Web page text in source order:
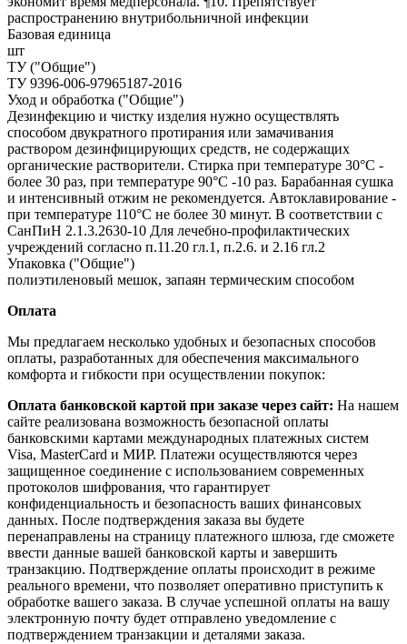
распространению внутрибольничной инфекции
Базовая единица
шт
ТУ ("Общие")
ТУ 9396-006-97965187-2016
Уход и обработка ("Общие")
Дезинфекцию и чистку изделия нужно осуществлять
способом двукратного протирания или замачивания
раствором дезинфицирующих средств, не содержащих
органические растворители. Стирка при температуре 30°С -
более 30 раз, при температуре 90°С -10 раз. Барабанная сушка
и интенсивный отжим не рекомендуется. Автоклавирование -
при температуре 110°С не более 30 минут. В соответствии с
СанПиН 2.1.3.2630-10 Для лечебно-профилактических
учреждений согласно п.11.20 гл.1, п.2.6. и 2.16 гл.2
Упаковка ("Общие")
полиэтиленовый мешок, запаян термическим способом
Оплата
Мы предлагаем несколько удобных и безопасных способов
оплаты, разработанных для обеспечения максимального
комфорта и гибкости при осуществлении покупок:
Оплата банковской картой при заказе через сайт: На нашем
сайте реализована возможность безопасной оплаты
банковскими картами международных платежных систем
Visa, MasterCard и МИР. Платежи осуществляются через
защищенное соединение с использованием современных
протоколов шифрования, что гарантирует
конфиденциальность и безопасность ваших финансовых
данных. После подтверждения заказа вы будете
перенаправлены на страницу платежного шлюза, где сможете
ввести данные вашей банковской карты и завершить
транзакцию. Подтверждение оплаты происходит в режиме
реального времени, что позволяет оперативно приступить к
обработке вашего заказа. В случае успешной оплаты на вашу
электронную почту будет отправлено уведомление с
подтверждением транзакции и деталями заказа.